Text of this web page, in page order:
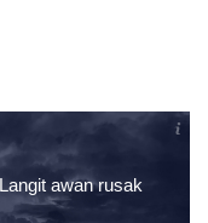
Langit awan rusak